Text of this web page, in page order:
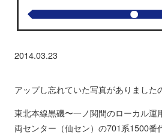
2014.03.23
アップし忘れていた写真がありました
東北本線黒磯〜一ノ関間のローカル運
両センター（仙セン）の701系1500番